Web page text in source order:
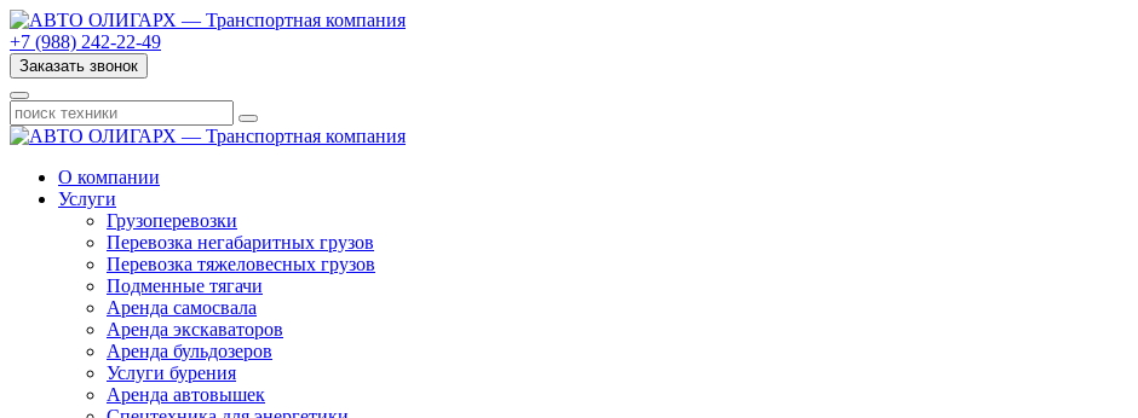
+7 (988) 242-22-49
Заказать звонок
О компании
Услуги
Грузоперевозки
Перевозка негабаритных грузов
Перевозка тяжеловесных грузов
Подменные тягачи
Аренда самосвала
Аренда экскаваторов
Аренда бульдозеров
Услуги бурения
Аренда автовышек